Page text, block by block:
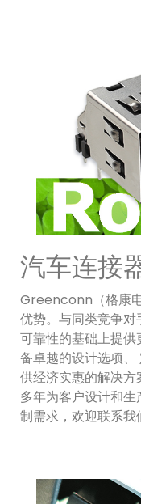
汽车连接
Greenconn（格康
优势。与同类竞争
可靠性的基础上提
备卓越的设计选项
供经济实惠的解决
多年为客户设计和
制需求，欢迎联系